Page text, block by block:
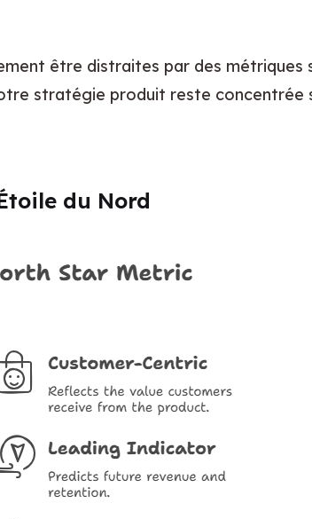
être distraites par des
stratégie produit reste concentrée
du Nord